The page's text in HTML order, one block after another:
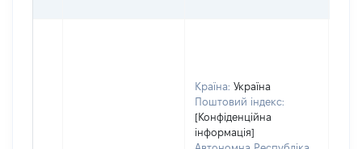
Країна: Україна
Поштовий індекс:
[Конфіденційна
інформація]